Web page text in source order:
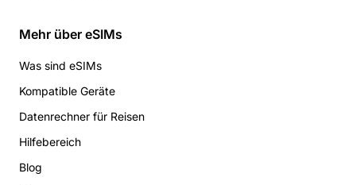
Mehr über eSIMs
Was sind eSIMs
Kompatible Geräte
Datenrechner für Reisen
Hilfebereich
Blog